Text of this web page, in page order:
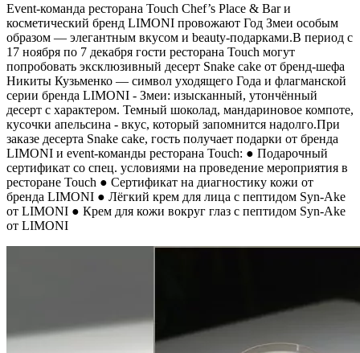
Event-команда ресторана Touch Chef’s Place & Bar и
косметический бренд LIMONI провожают Год Змеи особым
образом — элегантным вкусом и beauty-подарками.В период с
17 ноября по 7 декабря гости ресторана Touch могут
попробовать эксклюзивный десерт Snake cake от бренд-шефа
Никиты Кузьменко — символ уходящего Года и флагманской
серии бренда LIMONI - Змеи: изысканный, утончённый
десерт с характером. Темный шоколад, мандариновое компоте,
кусочки апельсина - вкус, который запомнится надолго.При
заказе десерта Snake cake, гость получает подарки от бренда
LIMONI и event-команды ресторана Touch: ● Подарочный
сертификат со спец. условиями на проведение мероприятия в
ресторане Touch ● Сертификат на диагностику кожи от
бренда LIMONI ● Лёгкий крем для лица с пептидом Syn-Ake
от LIMONI ● Крем для кожи вокруг глаз с пептидом Syn-Ake
от LIMONI